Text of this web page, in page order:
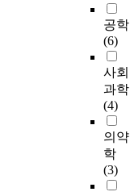
공학
(6)
사회
과학
(4)
의약
학
(3)